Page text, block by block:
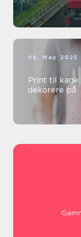
08. May 2025
Print til
dekorere på